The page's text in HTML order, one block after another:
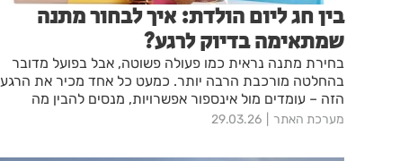
בין חג ליום הולדת: איך לבחור מתנה
שמתאימה בדיוק לרגע?
בחירת מתנה נראית כמו פעולה פשוטה, אבל בפועל מדובר
בהחלטה מורכבת הרבה יותר. כמעט כל אחד מכיר את הרגע
הזה – עומדים מול אינספור אפשרויות, מנסים להבין מה
באמת יתאים. האם לבחור משהו שימושי או משהו מרגש? אישי
מערכת האתר 29.03.26